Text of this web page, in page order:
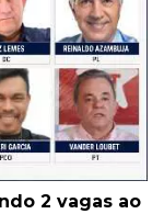
2 vagas ao